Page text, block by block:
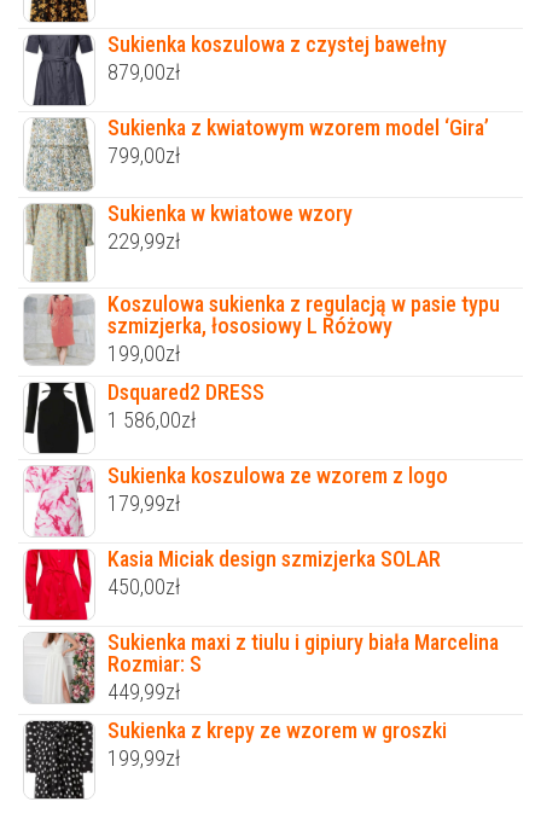
Sukienka koszulowa z czystej bawełny
879,00zł
Sukienka z kwiatowym wzorem model ‘Gira’
799,00zł
Sukienka w kwiatowe wzory
229,99zł
Koszulowa sukienka z regulacją w pasie typu
szmizjerka, łososiowy L Różowy
199,00zł
Dsquared2 DRESS
1 586,00zł
Sukienka koszulowa ze wzorem z logo
179,99zł
Kasia Miciak design szmizjerka SOLAR
450,00zł
Sukienka maxi z tiulu i gipiury biała Marcelina
Rozmiar: S
449,99zł
Sukienka z krepy ze wzorem w groszki
199,99zł